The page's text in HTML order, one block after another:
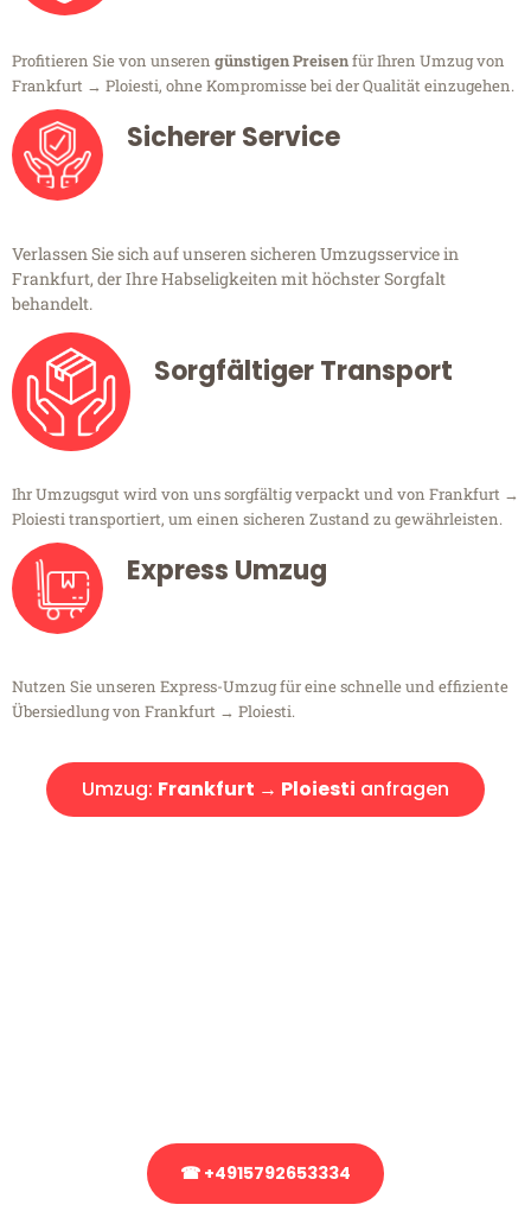
Profitieren Sie von unseren günstigen Preisenfür Ihren Umzug von
Frankfurt → Ploiesti, ohne Kompromisse bei der Qualität einzugehen.
Sicherer Service
Verlassen Sie sich auf unseren sicheren Umzugsservice in
Frankfurt, der Ihre Habseligkeiten mit höchster Sorgfalt
behandelt.
Sorgfältiger Transport
Ihr Umzugsgut wird von uns sorgfältig verpackt und von Frankfurt →
Ploiesti transportiert, um einen sicheren Zustand zu gewährleisten.
Express Umzug
Nutzen Sie unseren Express-Umzug für eine schnelle und effiziente
Übersiedlung von Frankfurt → Ploiesti.
Umzug: Frankfurt → Ploiesti anfragen
☎ +4915792653334